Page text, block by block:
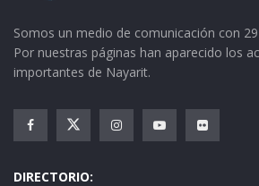
Somos un medio de comunicación con
Por nuestras páginas han aparecido los
importantes de Nayarit.
DIRECTORIO: